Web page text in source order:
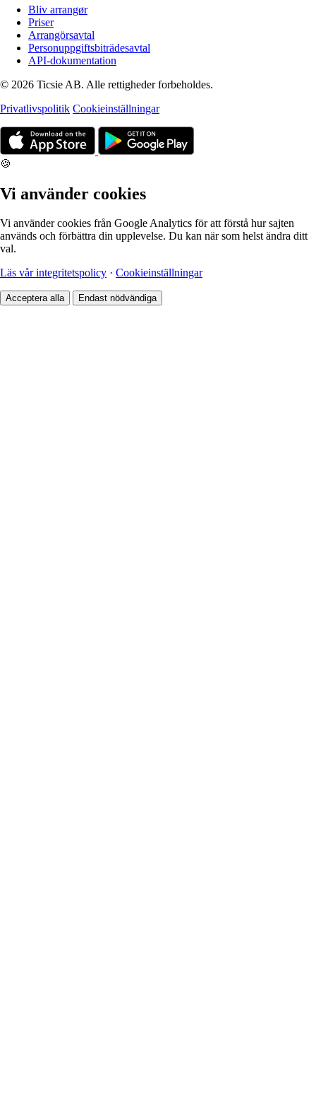
Bliv arrangør
Priser
Arrangörsavtal
Personuppgiftsbiträdesavtal
API-dokumentation
© 2026 Ticsie AB. Alle rettigheder forbeholdes.
Privatlivspolitik Cookieinställningar
🍪
Vi använder cookies
Vi använder cookies från Google Analytics för att förstå hur sajten
används och förbättra din upplevelse. Du kan när som helst ändra ditt
val.
Läs vår integritetspolicy · Cookieinställningar
Acceptera alla Endast nödvändiga